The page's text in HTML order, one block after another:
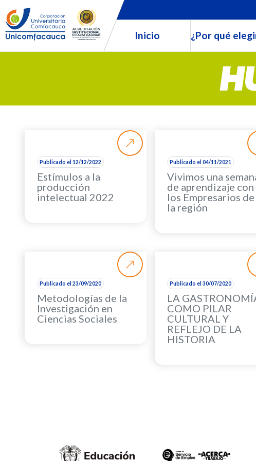
Inicio ¿Por qué
Publicado el 12/12/2022
Estímulos a la
producción
intelectual 2022
Publicado el 04/11/2021
Vivimos una
de aprendizaje con
los Empresarios de
la región
Publicado el 23/09/2020
Metodologías de la
Investigación en
Ciencias Sociales
Publicado el 30/07/2020
LA
COMO PILAR
CULTURAL Y
REFLEJO DE LA
HISTORIA